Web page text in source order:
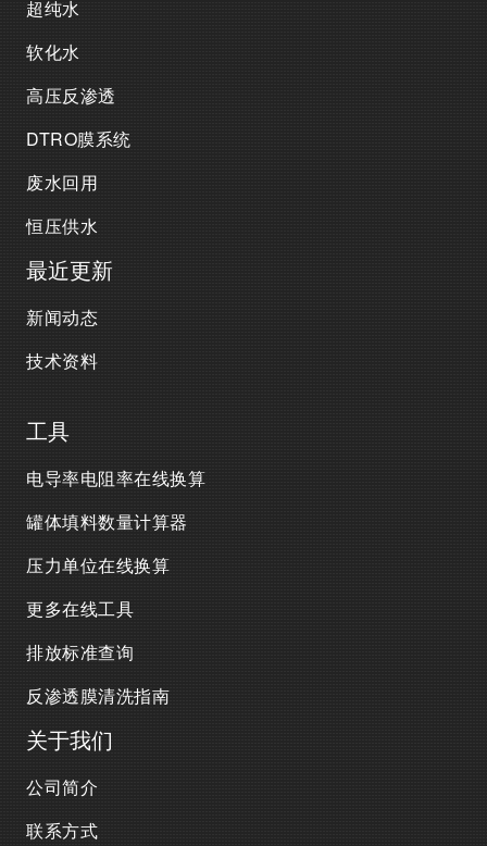
超纯水
软化水
高压反渗透
DTRO膜系统
废水回用
恒压供水
最近更新
新闻动态
技术资料
工具
电导率电阻率在线换算
罐体填料数量计算器
压力单位在线换算
更多在线工具
排放标准查询
反渗透膜清洗指南
关于我们
公司简介
联系方式